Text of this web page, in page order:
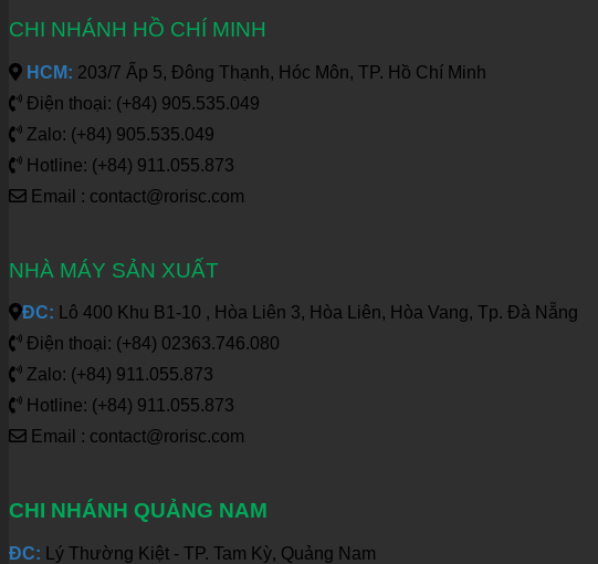
CHI NHÁNH HỒ CHÍ MINH
HCM: 203/7 Ấp 5, Đông Thạnh, Hóc Môn, TP. Hồ Chí Minh
Điện thoại: (+84) 905.535.049
Zalo: (+84) 905.535.049
Hotline: (+84) 911.055.873
Email : contact@rorisc.com
NHÀ MÁY SẢN XUẤT
ĐC: Lô 400 Khu B1-10 , Hòa Liên 3, Hòa Liên, Hòa Vang, Tp. Đà Nẵng
Điện thoại: (+84) 02363.746.080
Zalo: (+84) 911.055.873
Hotline: (+84) 911.055.873
Email : contact@rorisc.com
CHI NHÁNH QUẢNG NAM
ĐC: Lý Thường Kiệt - TP. Tam Kỳ, Quảng Nam